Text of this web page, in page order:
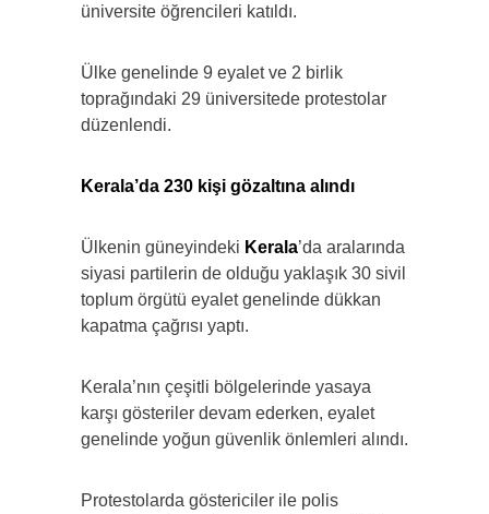
üniversite öğrencileri katıldı.
Ülke genelinde 9 eyalet ve 2 birlik
toprağındaki 29 üniversitede protestolar
düzenlendi.
Kerala’da 230 kişi gözaltına alındı
Ülkenin güneyindeki Kerala’da aralarında
siyasi partilerin de olduğu yaklaşık 30 sivil
toplum örgütü eyalet genelinde dükkan
kapatma çağrısı yaptı.
Kerala’nın çeşitli bölgelerinde yasaya
karşı gösteriler devam ederken, eyalet
genelinde yoğun güvenlik önlemleri alındı.
Protestolarda göstericiler ile polis